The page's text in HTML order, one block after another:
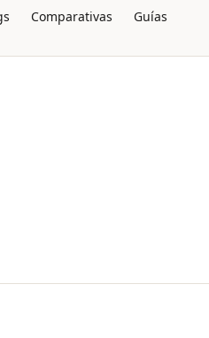
Comparativas Guías